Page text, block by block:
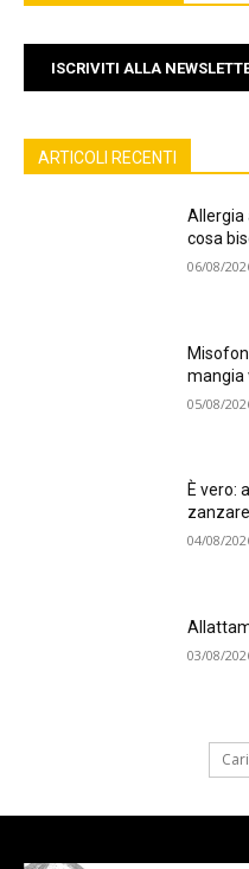
ISCRIVITI ALLA
ARTICOLI RECENTI
Allergia
cosa
06/08/
mangia
05/08/
È vero:
04/08/
03/08/